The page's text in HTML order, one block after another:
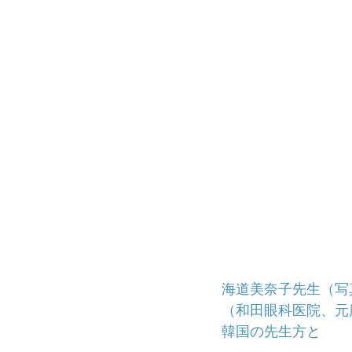
海道美奈子先生（写
（和田眼科医院、元
韓国の先生方と